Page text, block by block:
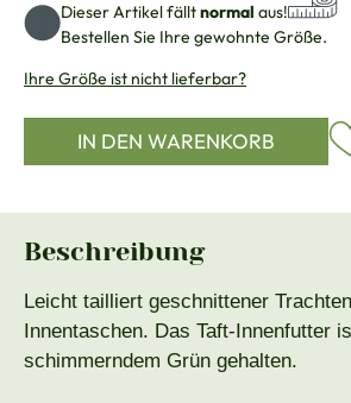
Dieser Artikel fälltnormal aus!
Bestellen Sie Ihre gewohnte Größe.
Ihre Größe ist nicht lieferbar?
IN DEN WARENKORB
Beschreibung
Leicht tailliert geschnittener
Innentaschen. Das Taft-Innenfutter
schimmerndem Grün gehalten.